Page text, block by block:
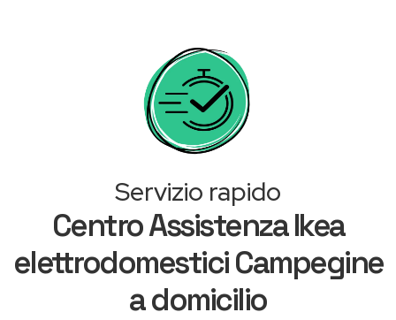
Servizio rapido
Centro Assistenza Ikea
elettrodomestici Campegine
a domicilio